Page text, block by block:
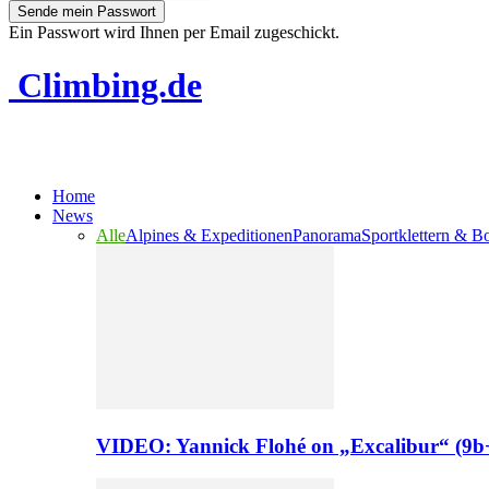
Ein Passwort wird Ihnen per Email zugeschickt.
Climbing.de
Home
News
AlleAlpines & ExpeditionenPanoramaSportklettern &
VIDEO: Yannick Flohé on „Excalibur“